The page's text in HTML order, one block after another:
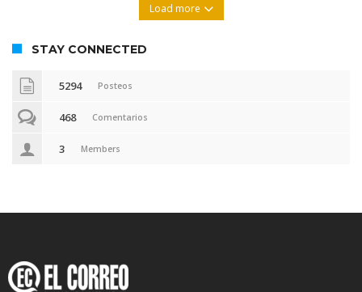
Load more
STAY CONNECTED
5294 Posteos
468 Comentarios
3 Members